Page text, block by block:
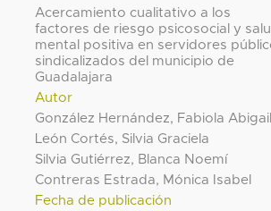
Acercamiento cualitativo a los
factores de riesgo psicosocial y
mental positiva en servidores
sindicalizados del municipio de
Guadalajara
Autor
González Hernández, Fabiola Abigail
León Cortés, Silvia Graciela
Silvia Gutiérrez, Blanca Noemí
Contreras Estrada, Mónica Isabel
Fecha de publicación